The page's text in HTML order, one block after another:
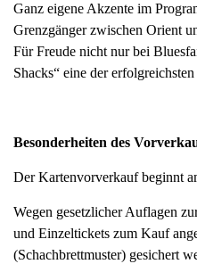
Ganz eigene Akzente im
Grenzgänger zwischen Orient
Für Freude nicht nur bei
Shacks“ eine der
Besonderheiten des
Der Kartenvorverkauf beginnt
Wegen gesetzlicher Auflagen
und Einzeltickets zum Kauf
(Schachbrettmuster) gesichert